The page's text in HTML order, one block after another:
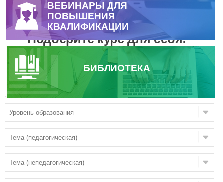
Подберите курс для себя!
ВЕБИНАРЫ ДЛЯ
ПОВЫШЕНИЯ
КВАЛИФИКАЦИИ
БИБЛИОТЕКА